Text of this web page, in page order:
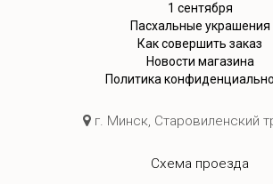
1 сентября
Пасхальные украшения
Как совершить заказ
Новости магазина
Политика
г. Минск, Старовиленский
Схема проезда